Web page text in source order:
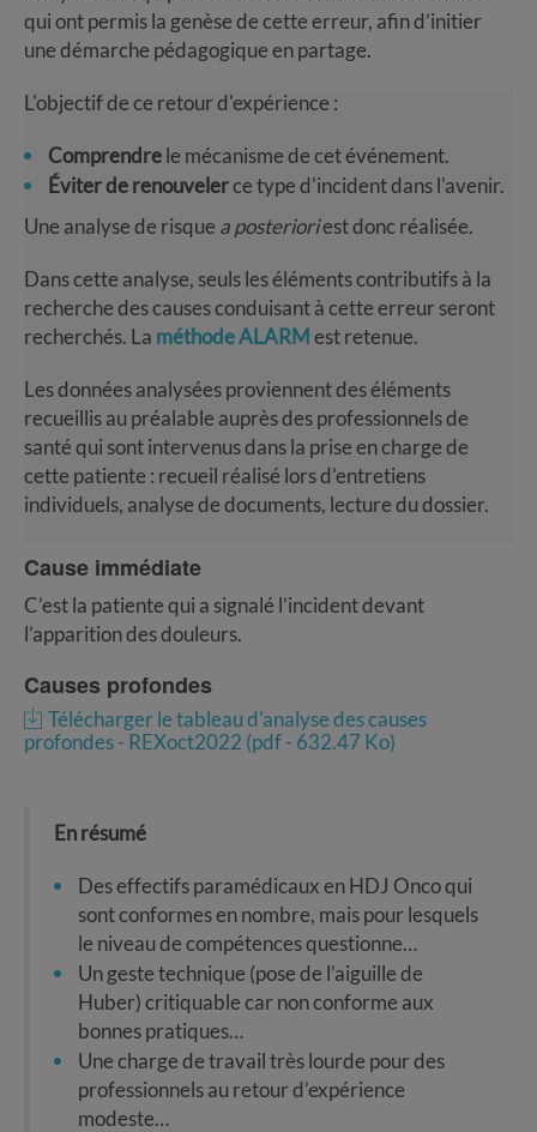
qui ont permis la genèse de cette erreur, afin d’initier
une démarche pédagogique en partage.
L'objectif de ce retour d'expérience :
Comprendrele mécanisme de cet événement.
Éviter de renouvelerce type d'incident dans l'avenir.
Une analyse de risque a posterioriest donc réalisée.
Dans cette analyse, seuls les éléments contributifs à la
recherche des causes conduisant à cette erreur seront
recherchés. La méthode ALARMest retenue.
Les données analysées proviennent des éléments
recueillis au préalable auprès des professionnels de
santé qui sont intervenus dans la prise en charge de
cette patiente : recueil réalisé lors d’entretiens
individuels, analyse de documents, lecture du dossier.
Cause immédiate
C’est la patiente qui a signalé l’incident devant
l’apparition des douleurs.
Causes profondes
Télécharger le tableau d'analyse des causes
profondes - REXoct2022 (pdf - 632.47 Ko)
En résumé
Des effectifs paramédicaux en HDJ Onco qui
sont conformes en nombre, mais pour lesquels
le niveau de compétences questionne…
Un geste technique (pose de l’aiguille de
Huber) critiquable car non conforme aux
bonnes pratiques…
Une charge de travail très lourde pour des
professionnels au retour d’expérience
modeste…